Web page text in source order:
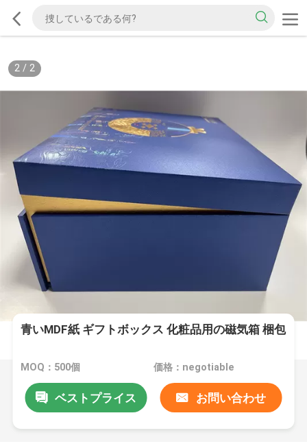
2/ 2
青いMDF紙 ギフトボックス 化粧品用の磁気箱 梱包
MOQ：500個 価格：negotiable
ベストプライス お問い合わせ